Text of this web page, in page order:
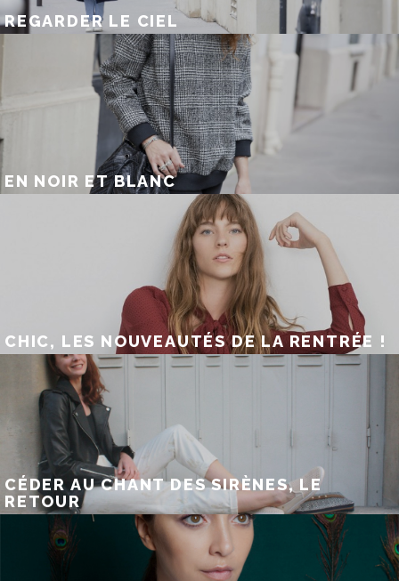
REGARDER LE CIEL
EN NOIR ET BLANC
CHIC, LES NOUVEAUTÉS DE LA RENTRÉE !
CÉDER AU CHANT DES SIRÈNES, LE
RETOUR